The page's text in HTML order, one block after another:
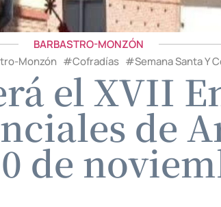
BARBASTRO-MONZÓN
Monzón #Cofradías #Semana Santa Y
el XVII
de
de